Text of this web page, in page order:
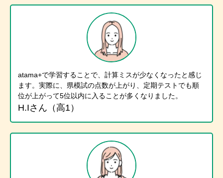
atama+で学習することで、計算ミスが少なくなったと感じ
ます。実際に、県模試の点数が上がり、定期テストでも順
位が上がって5位以内に入ることが多くなりました。
H.Iさん（高1）